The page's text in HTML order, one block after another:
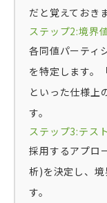
だと覚えておき
ステップ2:境界
各同値パーティ
を特定します。
といった仕様上
す。
ステップ3:テス
採用するアプロ
析)を決定し、
す。